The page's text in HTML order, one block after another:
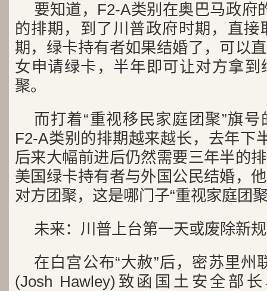
要知道，F2-A类别在奥巴马政府
的排期，到了川普政府时期，直接
期，绿卡持有者如果结婚了，可以
女申请绿卡，半年即可让对方拿
聚。
而打着“重视移民家庭团聚”旗
F2-A类别的排期越来越长，去年下
后来大幅前进后仍然需要三年半的
美国绿卡持有者与外国公民结婚，
对方团聚，这是哪门子“重视家庭团
未来：川普上台第一天或废除新规
在白宫公布“大赦”后，密苏里州
(Josh Hawley)致函国土安全部